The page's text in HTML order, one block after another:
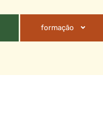
formação